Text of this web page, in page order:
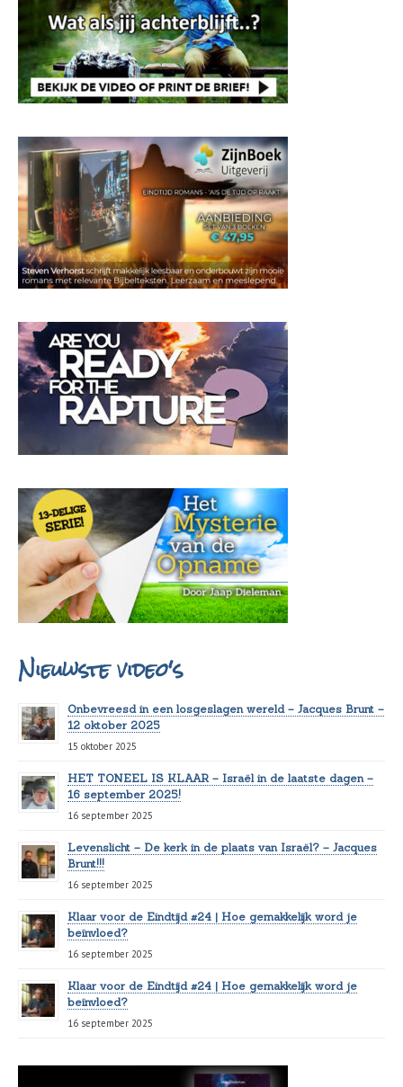
Nieuwste video's
Onbevreesd in een losgeslagen wereld – Jacques Brunt –
12 oktober 2025
15 oktober 2025
HET TONEEL IS KLAAR – Israël in de laatste dagen –
16 september 2025!
16 september 2025
Levenslicht – De kerk in de plaats van Israël? – Jacques
Brunt!!!
16 september 2025
Klaar voor de Eindtijd #24 | Hoe gemakkelijk word je
beïnvloed?
16 september 2025
Klaar voor de Eindtijd #24 | Hoe gemakkelijk word je
beïnvloed?
16 september 2025